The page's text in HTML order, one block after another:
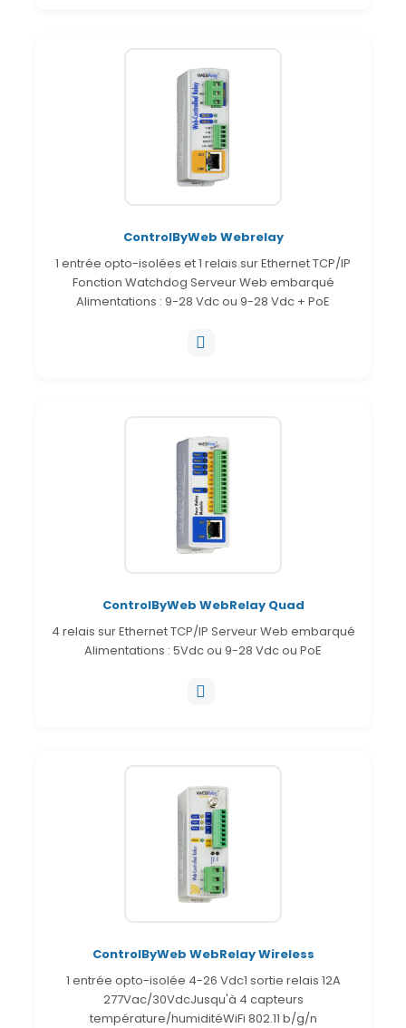
ControlByWeb Webrelay
1 entrée opto-isolées et 1 relais sur Ethernet TCP/IP
Fonction Watchdog Serveur Web embarqué
Alimentations : 9-28 Vdc ou 9-28 Vdc + PoE
ControlByWeb WebRelay Quad
4 relais sur Ethernet TCP/IP Serveur Web embarqué
Alimentations : 5Vdc ou 9-28 Vdc ou PoE
ControlByWeb WebRelay Wireless
1 entrée opto-isolée 4-26 Vdc1 sortie relais 12A
277Vac/30VdcJusqu'à 4 capteurs
température/humiditéWiFi 802.11 b/g/n